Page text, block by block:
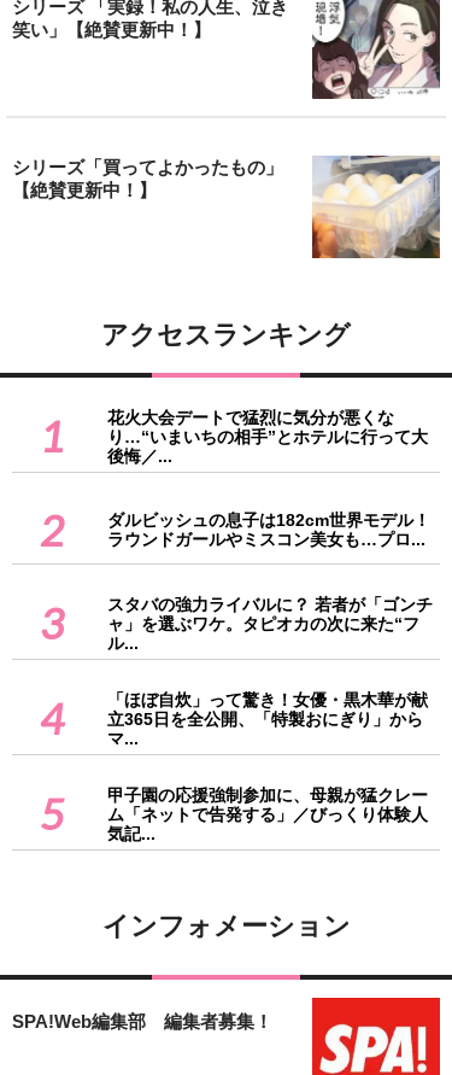
シリーズ 「実録！私の人生、泣き
笑い」【絶賛更新中！】
シリーズ「買ってよかったもの」
【絶賛更新中！】
アクセスランキング
1
花火大会デートで猛烈に気分が悪くな
り…“いまいちの相手”とホテルに行って大
後悔／...
2
ダルビッシュの息子は182cm世界モデル！
ラウンドガールやミスコン美女も…プロ...
3
スタバの強力ライバルに？ 若者が「ゴンチ
ャ」を選ぶワケ。タピオカの次に来た“フ
ル...
4
「ほぼ自炊」って驚き！女優・黒木華が献
立365日を全公開、「特製おにぎり」から
マ...
5
甲子園の応援強制参加に、母親が猛クレー
ム「ネットで告発する」／びっくり体験人
気記...
インフォメーション
SPA!Web編集部 編集者募集！